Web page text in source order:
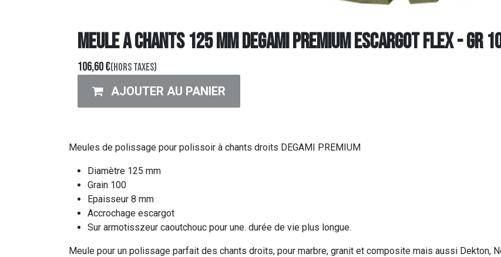
MEULE A CHANTS 125 MM DEGAMI PREMIUM ESCARGOT FLEX - GR
106,60€(Hors taxes)
AJOUTER AU PANIER
Meules de polissage pour polissoir à chants droits DEGAMI PREMIUM
Diamètre 125 mm
Grain 100
Epaisseur 8 mm
Accrochage escargot
Sur armotisszeur caoutchouc pour une. durée de vie plus longue.
Meule pour un polissage parfait des chants droits, pour marbre, granit et composite mais aussi Dekton,